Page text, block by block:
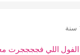
الفول اللي فججججرت